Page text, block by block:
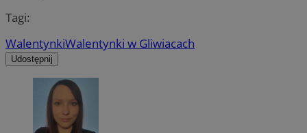
Tagi:
WalentynkiWalentynki w Gliwiacach
Udostępnij